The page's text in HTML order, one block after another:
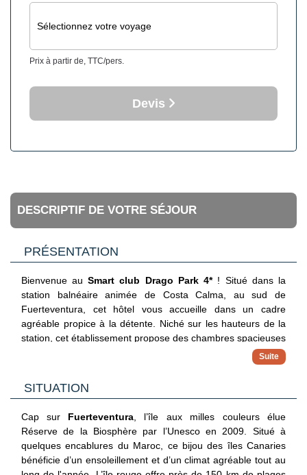
Sélectionnez votre voyage
Prix à partir de, TTC/pers.
Devis
DESCRIPTIF DE VOTRE SÉJOUR
PRÉSENTATION
Bienvenue au Smart club Drago Park 4*! Situé dans la
station balnéaire animée de Costa Calma, au sud de
Fuerteventura, cet hôtel vous accueille dans un cadre
agréable propice à la détente. Niché sur les hauteurs de la
station, cet établissement propose des chambres spacieuses
et confortables ainsi que des espaces communs conviviaux
pensés pour des vacances en toute simplicité. Vous
ensoleillées, ses installations de loisirs et son ambiance
blond de Costa Calma et des eaux turquoise de l’Atlantique,
l’hôtel constitue un point de départ idéal pour profiter des
paysages sauvages et du climat doux de Fuerteventura tout
SITUATION
Cap sur Fuerteventura , l’île aux milles couleurs élue
Réserve de la Biosphère par l’Unesco en 2009. Situé à
quelques encablures du Maroc, ce bijou des îles Canaries
bénéficie d’un ensoleillement et d’un climat agréable tout au